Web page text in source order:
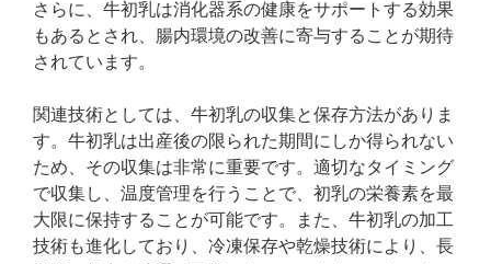
さらに、牛初乳は消化器系の健康をサポートする効果
もあるとされ、腸内環境の改善に寄与することが期待
されています。
関連技術としては、牛初乳の収集と保存方法がありま
す。牛初乳は出産後の限られた期間にしか得られない
ため、その収集は非常に重要です。適切なタイミング
で収集し、温度管理を行うことで、初乳の栄養素を最
大限に保持することが可能です。また、牛初乳の加工
技術も進化しており、冷凍保存や乾燥技術により、長